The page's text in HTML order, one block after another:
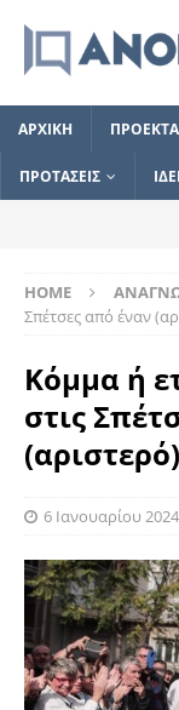
ΑΡΧΙΚΗ
ΠΡΟΤΑΣΕΙΣ
HOME
Σπέτσες από έναν
Κόμμα ή
στις
6 Ιανουαρίου 2024